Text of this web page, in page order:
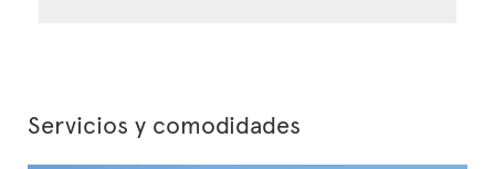
Servicios y comodidades